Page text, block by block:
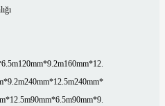
120mm*9.2m160mm*12.
240mm*12.5m240mm*
90mm*6.5m90mm*9.